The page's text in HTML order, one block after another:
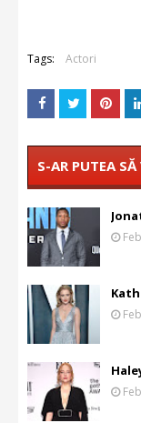
Tags: Actori
S-AR PUTEA